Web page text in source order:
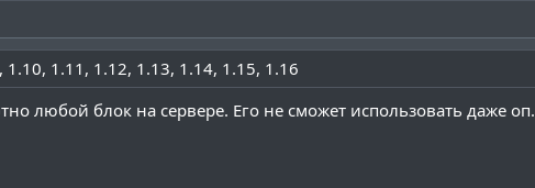
и
1.10 1.11 1.12 1.13 1.14 1.15 1.16
любой блок на сервере. Его не сможет использовать даже оп.